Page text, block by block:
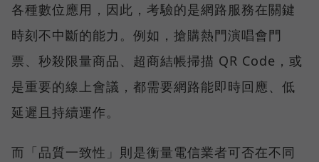
各種數位應用，因此，考驗的是網路服務在關鍵
時刻不中斷的能力。例如，搶購熱門演唱會門
票、秒殺限量商品、超商結帳掃描 QR Code，或
是重要的線上會議，都需要網路能即時回應、低
延遲且持續運作。
而「品質一致性」則是衡量電信業者可否在不同